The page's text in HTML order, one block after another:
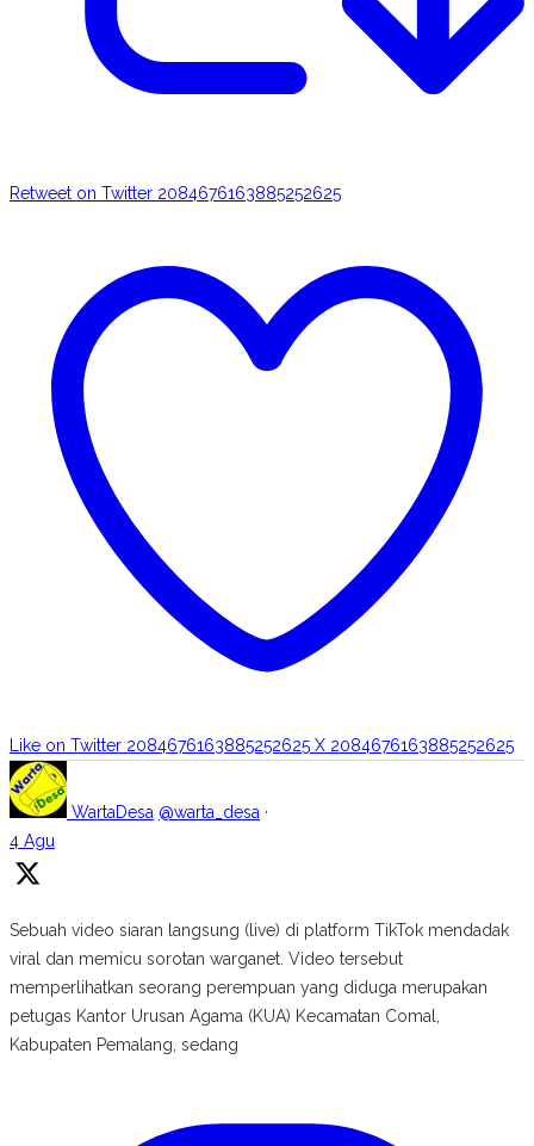
Retweet on Twitter 2084676163885252625
Like on Twitter 2084676163885252625 X 2084676163885252625
WartaDesa @warta_desa ·
4 Agu
Sebuah video siaran langsung (live) di platform TikTok mendadak
viral dan memicu sorotan warganet. Video tersebut
memperlihatkan seorang perempuan yang diduga merupakan
petugas Kantor Urusan Agama (KUA) Kecamatan Comal,
Kabupaten Pemalang, sedang